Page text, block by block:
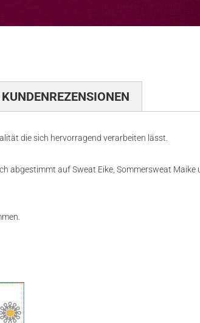
KUNDENREZENSIONEN
die sich hervorragend verarbeiten lässt.
abgestimmt auf Sweat Eike, Sommersweat Maike